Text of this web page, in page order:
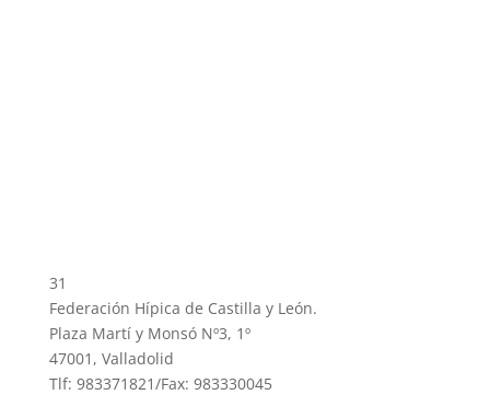
31
Federación Hípica de Castilla y León.
Plaza Martí y Monsó Nº3, 1º
47001, Valladolid
Tlf: 983371821/Fax: 983330045